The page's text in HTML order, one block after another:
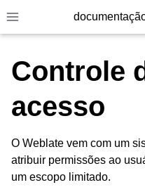
Toggle site navigation
Controle
acesso
O Weblate vem com um
atribuir permissões ao
um escopo limitado.